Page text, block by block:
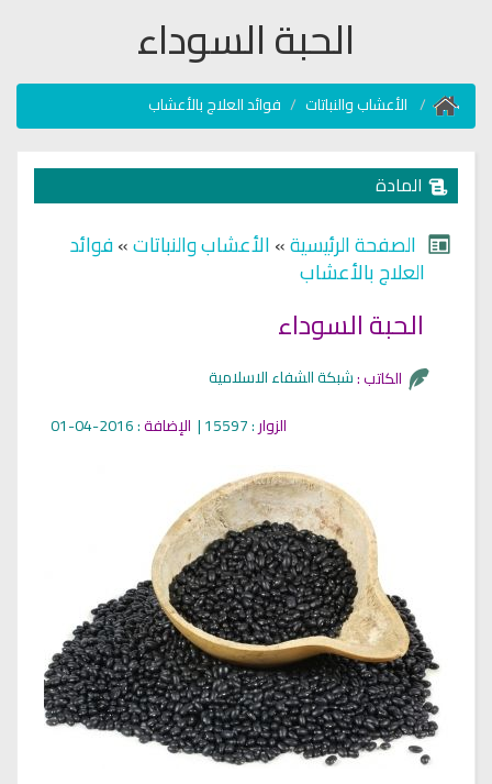
الحبة السوداء
الأعشاب والنباتات فوائد العلاج بالأعشاب
المادة
الصفحة الرئيسية»الأعشاب والنباتات»فوائد
العلاج بالأعشاب
الكاتب :
الزوار: 15597 | الإضافة: 2016-04-01